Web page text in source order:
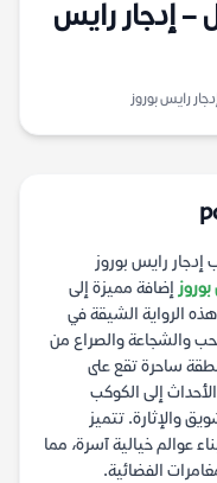
– إدجار رايس
رايس بوروز
إضافة مميزة إلى
الرواية الشيقة في
والشجاعة والصراع من
ساحرة تقع على
إلى الكوكب
والإثارة. تتميز
عوالم خيالية آسرة، مما
الفضائية.